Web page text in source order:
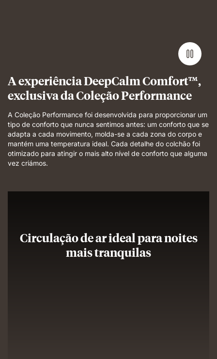
A experiência DeepCalm Comfort™,
exclusiva da Coleção Performance
A Coleção Performance foi desenvolvida para proporcionar um
tipo de conforto que nunca sentimos antes: um conforto que se
adapta a cada movimento, molda-se a cada zona do corpo e
mantém uma temperatura ideal. Cada detalhe do colchão foi
otimizado para atingir o mais alto nível de conforto que alguma
vez criámos.
Circulação de ar ideal para noites
mais tranquilas